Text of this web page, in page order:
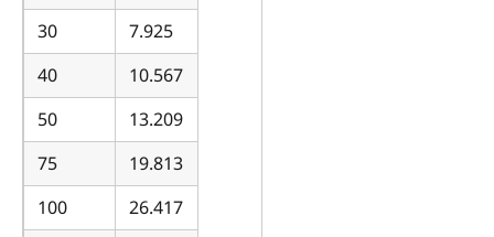
30
7.925
40
10.567
50
13.209
75
19.813
100
26.417